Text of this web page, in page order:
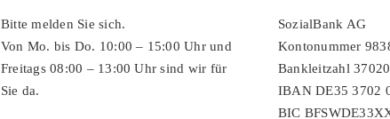
Bitte melden Sie sich.
Von Mo. bis Do. 10:00 – 15:00 Uhr und
Freitags 08:00 – 13:00 Uhr sind wir für
Sie da.
SozialBank AG
Kontonummer
Bankleitzahl
IBAN DE35 3702
BIC